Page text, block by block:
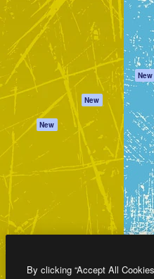
AI 어시스턴트
AI 이미지 생성기
AI 동영상 생성기
AI 텍스트 음성 변환
스톡 콘텐츠
Claude/ChatGPT
용 MCP
New
Agents New
API
모바일 앱
모든 Magnific 툴
문서
지원
이용 약
개인정
원본 New
쿠키 정
Trust
제휴 파
비지니스
모든 권리는 보호 받습니다
By clicking “Accept All